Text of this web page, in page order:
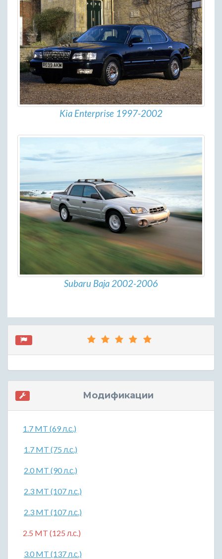
Kia Enterprise 1997-2002
Subaru Baja 2002-2006
Модификации
1.7 MT (69 л.с.)
1.7 MT (75 л.с.)
2.0 MT (90 л.с.)
2.3 MT (107 л.с.)
2.3 MT (107 л.с.)
2.5 MT (125 л.с.)
3.0 MT (137 л.с.)